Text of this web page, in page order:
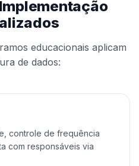
educacionais aplicam
de dados:
controle de frequência
com responsáveis via